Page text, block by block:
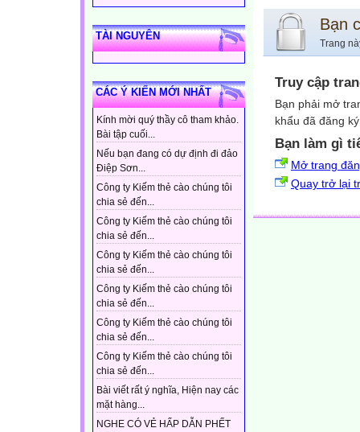
TÀI NGUYÊN
CÁC Ý KIẾN MỚI NHẤT
Kính mời quý thầy cô tham khảo.
Bài tập cuối...
Nếu bạn đang có dự định đi đảo
Điệp Sơn...
Công ty Kiếm thẻ cào chúng tôi
chia sẻ đến...
Công ty Kiếm thẻ cào chúng tôi
chia sẻ đến...
Công ty Kiếm thẻ cào chúng tôi
chia sẻ đến...
Công ty Kiếm thẻ cào chúng tôi
chia sẻ đến...
Công ty Kiếm thẻ cào chúng tôi
chia sẻ đến...
Công ty Kiếm thẻ cào chúng tôi
chia sẻ đến...
Bài viết rất ý nghĩa, Hiện nay các
mặt hàng...
NGHE CÓ VẺ HẤP DẪN PHẾT
Bạn
Trang
Truy cập
Bạn phải mở
khẩu đã đăng
Bạn làm gì
Mở trang
Quay trở lại